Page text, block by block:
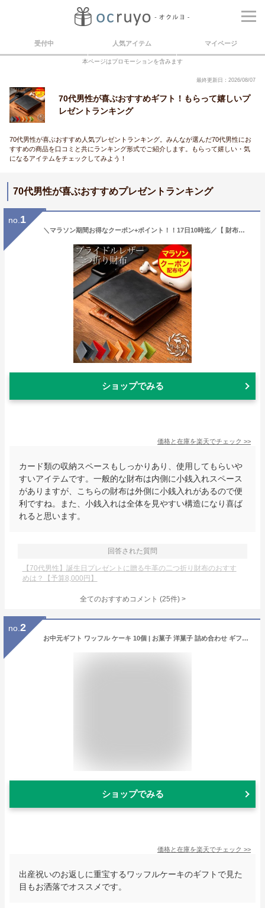
受付中 人気アイテム マイページ
本ページはプロモーションを含みます
最終更新日：2026/08/07
70代男性が喜ぶおすすめギフト！もらって嬉しいプ
レゼントランキング
70代男性が喜ぶおすすめ人気プレゼントランキング。みんなが選んだ70代男性にお
すすめの商品を口コミと共にランキング形式でご紹介します。もらって嬉しい・気
になるアイテムをチェックしてみよう！
70代男性が喜ぶおすすめプレゼントランキング
no. 1
＼マラソン期間お得なクーポン+ポイント！！17日10時迄／【 財布を開かず小銭が出せる】《ランキング1位受賞！》スリム ブライドルレザー 二つ折り財布 メンズ 本革 GRACIA グラシア 大容量 BOX型小銭入れ 二つ折り 財布 プレゼント 人気 新生活 革 サイフ ギフト 送料無料
ショップでみる
価格と在庫を楽天でチェック >>
カード類の収納スペースもしっかりあり、使用してもらいや
すいアイテムです。一般的な財布は内側に小銭入れスペース
がありますが、こちらの財布は外側に小銭入れがあるので便
利ですね。また、小銭入れは全体を見やすい構造になり喜ば
れると思います。
回答された質問
【70代男性】誕生日プレゼントに贈る牛革の二つ折り財布のおすす
めは？【予算8,000円】
全てのおすすめコメント (25件) >
no. 2
お中元ギフト ワッフル ケーキ 10個 | お菓子 洋菓子 詰め合わせ ギフト 個包装 お中元 御中元 ワッフルケーキ スイーツ 冷凍 お取り寄せスイーツ 女性 彼女 妻 お中元スウィーツ 誕生日プレゼント ワッフルサンド かわいい おしゃれ 手土産 お礼 3000円 送料無料
ショップでみる
価格と在庫を楽天でチェック >>
出産祝いのお返しに重宝するワッフルケーキのギフトで見た
目もお洒落でオススメです。